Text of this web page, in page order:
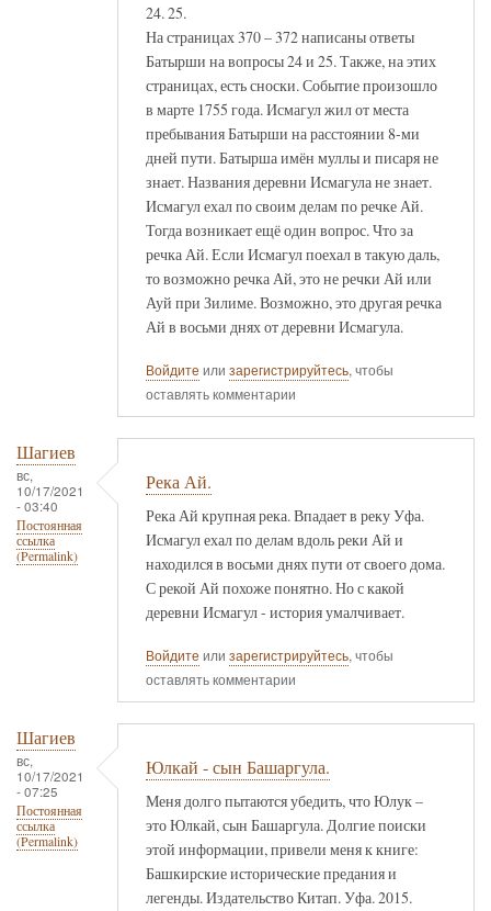
24. 25.
На страницах 370 – 372 написаны ответы
Батырши на вопросы 24 и 25. Также, на этих
страницах, есть сноски. Событие произошло
в марте 1755 года. Исмагул жил от места
пребывания Батырши на расстоянии 8-ми
дней пути. Батырша имён муллы и писаря не
знает. Названия деревни Исмагула не знает.
Исмагул ехал по своим делам по речке Ай.
Тогда возникает ещё один вопрос. Что за
речка Ай. Если Исмагул поехал в такую даль,
то возможно речка Ай, это не речки Ай или
Ауй при Зилиме. Возможно, это другая речка
Ай в восьми днях от деревни Исмагула.
Войдите или зарегистрируйтесь, чтобы
оставлять комментарии
Шагиев
вс,
10/17/2021
- 03:40
Постоянная
ссылка
(Permalink)
Река Ай.
Река Ай крупная река. Впадает в реку Уфа.
Исмагул ехал по делам вдоль реки Ай и
находился в восьми днях пути от своего дома.
С рекой Ай похоже понятно. Но с какой
деревни Исмагул - история умалчивает.
Войдите или зарегистрируйтесь, чтобы
оставлять комментарии
Шагиев
вс,
10/17/2021
- 07:25
Постоянная
ссылка
(Permalink)
Юлкай - сын Башаргула.
Меня долго пытаются убедить, что Юлук –
это Юлкай, сын Башаргула. Долгие поиски
этой информации, привели меня к книге:
Башкирские исторические предания и
легенды. Издательство Китап. Уфа. 2015.